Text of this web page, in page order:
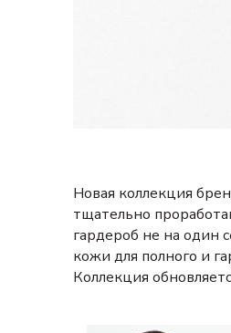
Новая коллекция
тщательно
гардероб не на один
кожи для полного и
Коллекция